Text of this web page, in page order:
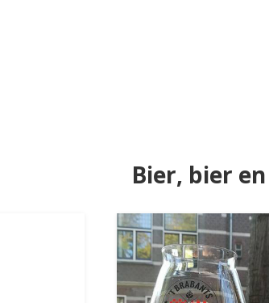
Bier, bier